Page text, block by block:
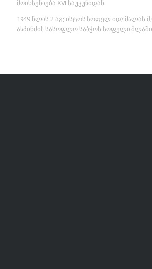
მოიხსენიება XVI საუკუნიდან.
1949 წლის 2 აგვისტოს სოფელ იდუმალას
ასპინძის სასოფლო საბჭოს სოფელი